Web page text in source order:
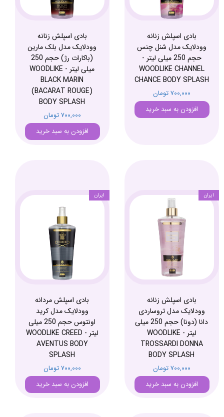
بادی اسپلش زنانه
وودلایک مدل شنل چنس
حجم 250 میلی لیتر -
WOODLIKE CHANNEL
CHANCE BODY SPLASH
۷۰۰,۰۰۰ تومان
افزودن به سبد خرید
بادی اسپلش زنانه
وودلایک مدل بلک مارین
(باکارات رژ) حجم 250
میلی لیتر - WOODLIKE
BLACK MARIN
(BACARAT ROUGE)
BODY SPLASH
۷۰۰,۰۰۰ تومان
افزودن به سبد خرید
بادی اسپلش زنانه
وودلایک مدل تروساردی
دانا (دونا) حجم 250 میلی
لیتر - WOODLIKE
TROSSARDI DONNA
BODY SPLASH
۷۰۰,۰۰۰ تومان
افزودن به سبد خرید
ایران
بادی اسپلش مردانه
وودلایک مدل کرید
اونتوس حجم 250 میلی
لیتر - WOODLIKE CREED
AVENTUS BODY
SPLASH
۷۰۰,۰۰۰ تومان
افزودن به سبد خرید
ایران